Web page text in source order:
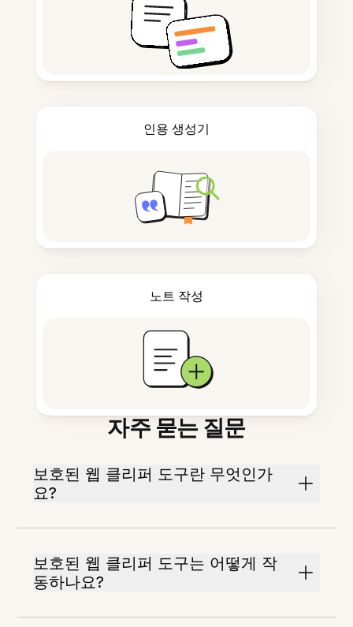
인용 생성기
노트 작성
자주 묻는 질문
보호된 웹 클리퍼 도구란 무엇인가
요?
보호된 웹 클리퍼 도구는 어떻게 작
동하나요?